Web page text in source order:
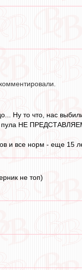
Ну то что, нас
пула НЕ
и все норм - еще 15
не топ)